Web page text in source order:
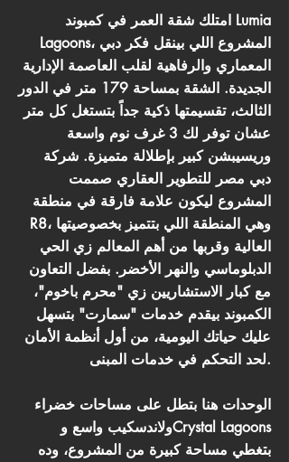
امتلك شقة العمر في كمبوند Lumia
Lagoons، المشروع اللي بينقل فكر دبي
المعماري والرفاهية لقلب العاصمة الإدارية
الجديدة. الشقة بمساحة 179 متر في الدور
الثالث، تقسيمتها ذكية جداً بتستغل كل متر
عشان توفر لك 3 غرف نوم واسعة
وريسيبشن كبير بإطلالة متميزة. شركة
دبي مصر للتطوير العقاري صممت
المشروع ليكون علامة فارقة في منطقة
R8، وهي المنطقة اللي بتتميز بخصوصيتها
العالية وقربها من أهم المعالم زي الحي
الدبلوماسي والنهر الأخضر. بفضل التعاون
مع كبار الاستشاريين زي "محرم باخوم"،
الكمبوند بيقدم خدمات "سمارت" بتسهل
عليك حياتك اليومية، من أول أنظمة الأمان
لحد التحكم في خدمات المبنى.
الوحدات هنا بتطل على مساحات خضراء
ولاندسكيب واسع وCrystal Lagoons
بتغطي مساحة كبيرة من المشروع، وده